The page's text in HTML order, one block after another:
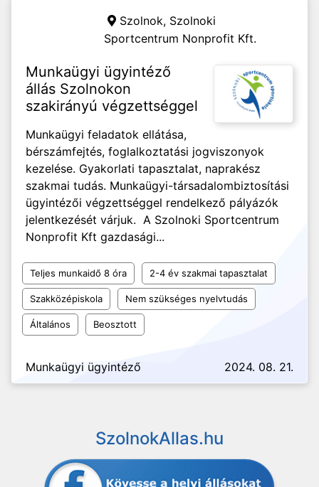
Szolnok, Szolnoki
Sportcentrum Nonprofit Kft.
Munkaügyi ügyintéző
állás Szolnokon
szakirányú végzettséggel
Munkaügyi feladatok ellátása,
bérszámfejtés, foglalkoztatási jogviszonyok
kezelése. Gyakorlati tapasztalat, naprakész
szakmai tudás. Munkaügyi-társadalombiztosítási
ügyintézői végzettséggel rendelkező pályázók
jelentkezését várjuk. A Szolnoki Sportcentrum
Nonprofit Kft gazdasági...
Teljes munkaidő 8 óra 2-4 év szakmai tapasztalat
Szakközépiskola Nem szükséges nyelvtudás
Általános Beosztott
Munkaügyi ügyintéző 2024. 08. 21.
SzolnokAllas.hu